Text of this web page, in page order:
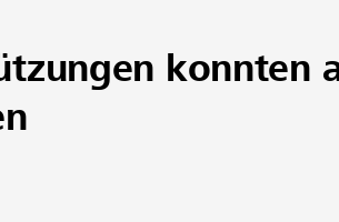
konnten